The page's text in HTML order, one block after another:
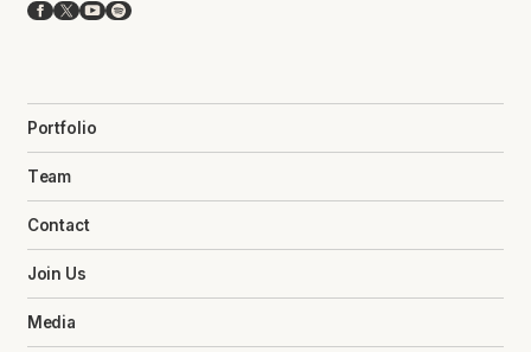
Facebook
X YouTube
Spotify
Portfolio
Team
Contact
Join Us
Media